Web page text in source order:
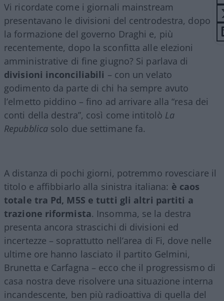
Vi ricordate come i giornali mainstream
presentavano le divisioni del centrodestra, dopo
la formazione del governo Draghi e, più
recentemente, dopo la sconfitta alle elezioni
amministrative di fine giugno? Si parlava di
divisioni inconciliabili – con un velato
godimento da parte di chi ha sempre avuto
l’elmetto piddino – fino ad arrivare alla “resa dei
conti della destra”, così come intitolò La
Repubblica solo due settimane fa.
A distanza di pochi giorni, potremmo rovesciare il
titolo e affibbiarlo alla sinistra italiana: è caos
totale tra Pd, M5S e tutti gli altri partiti a
trazione riformista. Insomma, se la destra
presenta ancora strascichi di divisioni ed
incertezze – soprattutto nell’area di Fi, dove nelle
ultime ore hanno lasciato il partito Gelmini,
Brunetta e Carfagna – ecco che il progressismo di
casa nostra deve risolvere una situazione interna
incandescente, ben più radioattiva di quella del